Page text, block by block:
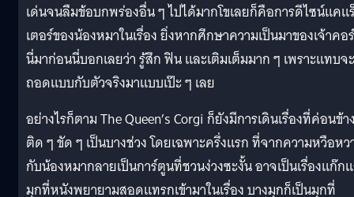
เด่นจนลืมข้อบกพร่องอื่น ๆ ไปได้มากโขเลยก็คือการดีไซน์แคแ
เตอร์ของน้องหมาในเรื่อง ยิ่งหากศึกษาความเป็นมาของเจ้าคอ
นี่มาก่อนนี่บอกเลยว่า รู้สึก ฟิน และเติมเต็มมาก ๆ เพราะแทบจะ
ถอดแบบกับตัวจริงมาแบบเป๊ะ ๆ เลย
อย่างไรก็ตาม The Queen’s Corgi ก็ยังมีการเดินเรื่องที่ค่อนข้า
ติด ๆ ขัด ๆ เป็นบางช่วง โดยเฉพาะครึ่งแรก ที่จากความหวือหว
กับน้องหมากลายเป็นการ์ตูนที่ชวนง่วงซะงั้น อาจเป็นเรื่องแก๊ก
มุกที่หนังพยายามสอดแทรกเข้ามาในเรื่อง บางมุกก็เป็นมุกที่